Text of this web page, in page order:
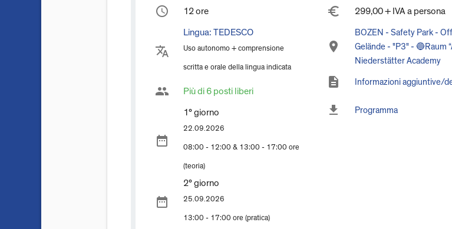
access_time 12 ore
translate
Lingua: TEDESCO
Uso autonomo + comprensione
scritta e orale della lingua indicata
group Più di 6 posti liberi
date_range
1° giorno
22.09.2026
08:00 - 12:00 & 13:00 - 17:00 ore
(teoria)
date_range
2° giorno
25.09.2026
13:00 - 17:00 ore (pratica)
euro_symbol 299,00 + IVA a persona
place
BOZEN - Safety Park -
Gelände - "P3" - 🔵Raum
Niederstätter Academy
description Informazioni aggiuntive/
download Programma